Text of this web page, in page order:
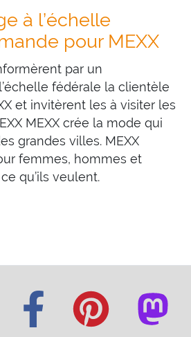
à l’échelle
pour MEXX
par un
fédérale la clientèle
et invitèrent les à visiter les
MEXX crée la mode qui
grandes villes. MEXX
femmes, hommes et
qu’ils veulent.